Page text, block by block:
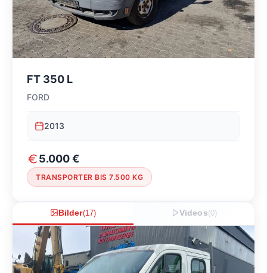
FT 350 L
FORD
2013
5.000 €
TRANSPORTER BIS 7.500 KG
Bilder(17) Videos(0)